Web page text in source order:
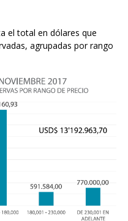
el total en dólares que
agrupadas por rango